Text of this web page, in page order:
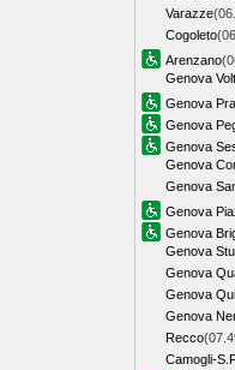
Varazze
Cogoleto
Arenzano
Genova
Genova Pra
Genova
Genova
Genova
Genova
Genova
Genova
Genova
Genova
Genova
Genova
Recco
Camogli-